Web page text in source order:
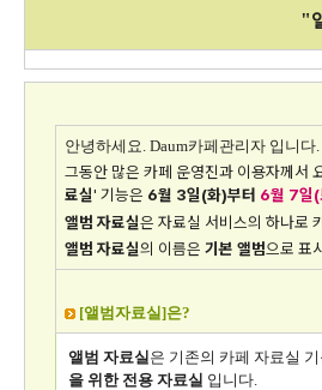
"
안녕하세요. Daum카페관리자 입니다.
그동안 많은 카페 운영진과 이용자께서
료실' 기능은 6월 3일(화)부터 6월 7일(
앨범 자료실은 자료실 서비스의 하나로
앨범 자료실의 이름은 기본 앨범으로 표
[앨범자료실]은?
앨범 자료실은 기존의 카페 자료실
을 위한 전용 자료실 입니다.